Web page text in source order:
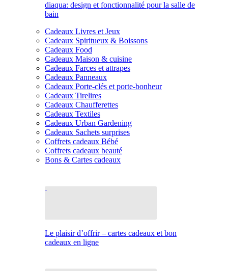
diaqua: design et fonctionnalité pour la salle de
bain
Cadeaux Livres et Jeux
Cadeaux Spiritueux & Boissons
Cadeaux Food
Cadeaux Maison & cuisine
Cadeaux Farces et attrapes
Cadeaux Panneaux
Cadeaux Porte-clés et porte-bonheur
Cadeaux Tirelires
Cadeaux Chaufferettes
Cadeaux Textiles
Cadeaux Urban Gardening
Cadeaux Sachets surprises
Coffrets cadeaux Bébé
Coffrets cadeaux beauté
Bons & Cartes cadeaux
Le plaisir d’offrir – cartes cadeaux et bon
cadeaux en ligne